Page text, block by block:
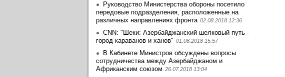
Руководство Министерства обороны посетило
передовые подразделения, расположенные на
различных направлениях фронта 02.08.2018 12:36
CNN: "Шеки: Азербайджанский шелковый путь -
город караванов и ханов" 01.08.2018 15:57
В Кабинете Министров обсуждены вопросы
сотрудничества между Азербайджаном и
Африканским союзом 26.07.2018 13:04